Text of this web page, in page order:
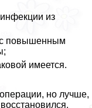
из
повышенным
имеется.
но лучше,